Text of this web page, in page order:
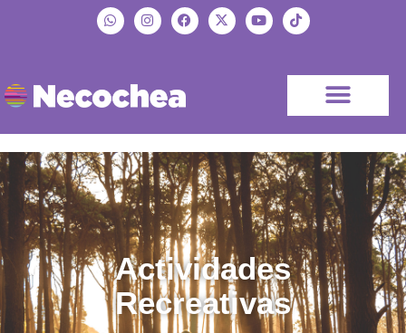
Actividades
Recreativas